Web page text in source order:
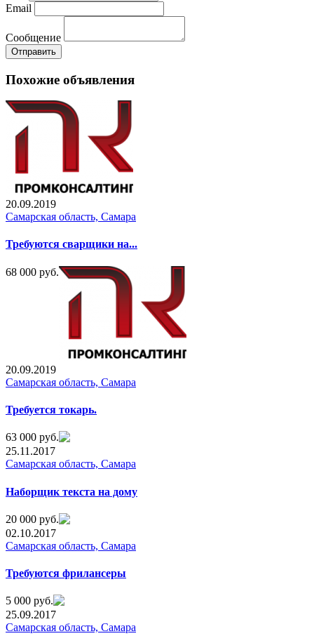
Email
Сообщение
Отправить
Похожие объявления
20.09.2019
Самарская область, Самара
Требуются сварщики на...
68 000 руб.
20.09.2019
Самарская область, Самара
Требуется токарь.
63 000 руб.
25.11.2017
Самарская область, Самара
Наборщик текста на дому
20 000 руб.
02.10.2017
Самарская область, Самара
Требуются фрилансеры
5 000 руб.
25.09.2017
Самарская область, Самара